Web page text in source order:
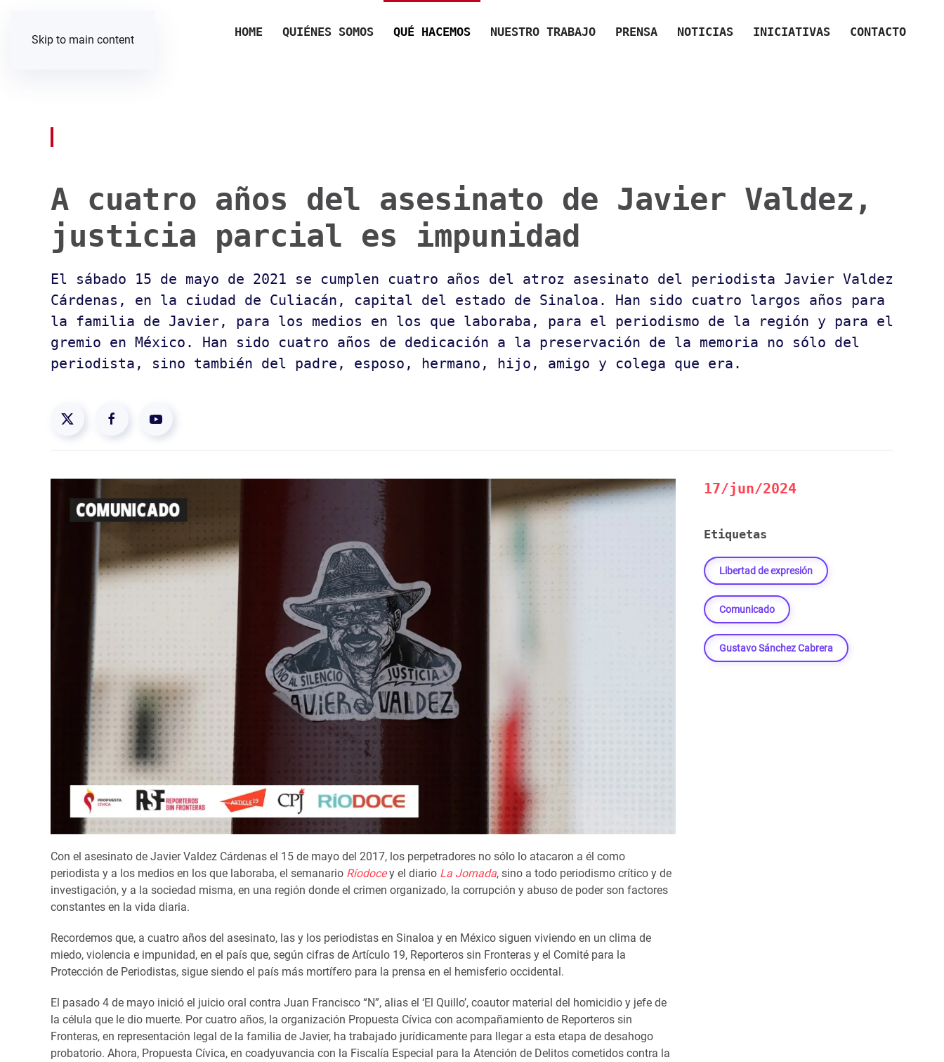
Skip to main content
HOME QUIÉNES SOMOS QUÉ HACEMOS NUESTRO TRABAJO PRENSA NOTICIAS INICIATIVAS CONTACTO
A cuatro años del asesinato de Javier Valdez,
justicia parcial es impunidad
El sábado 15 de mayo de 2021 se cumplen cuatro años del atroz asesinato del periodista Javier Valdez
Cárdenas, en la ciudad de Culiacán, capital del estado de Sinaloa. Han sido cuatro largos años para
la familia de Javier, para los medios en los que laboraba, para el periodismo de la región y para el
gremio en México. Han sido cuatro años de dedicación a la preservación de la memoria no sólo del
periodista, sino también del padre, esposo, hermano, hijo, amigo y colega que era.
Con el asesinato de Javier Valdez Cárdenas el 15 de mayo del 2017, los perpetradores no sólo lo atacaron a él como
periodista y a los medios en los que laboraba, el semanario Ríodoce y el diario La Jornada, sino a todo periodismo crítico y de
investigación, y a la sociedad misma, en una región donde el crimen organizado, la corrupción y abuso de poder son factores
constantes en la vida diaria.
Recordemos que, a cuatro años del asesinato, las y los periodistas en Sinaloa y en México siguen viviendo en un clima de
miedo, violencia e impunidad, en el país que, según cifras de Artículo 19, Reporteros sin Fronteras y el Comité para la
Protección de Periodistas, sigue siendo el país más mortífero para la prensa en el hemisferio occidental.
El pasado 4 de mayo inició el juicio oral contra Juan Francisco “N”, alias el ‘El Quillo’, coautor material del homicidio y jefe de
la célula que le dio muerte. Por cuatro años, la organización Propuesta Cívica con acompañamiento de Reporteros sin
Fronteras, en representación legal de la familia de Javier, ha trabajado jurídicamente para llegar a esta etapa de desahogo
probatorio. Ahora, Propuesta Cívica, en coadyuvancia con la Fiscalía Especial para la Atención de Delitos cometidos contra la
17/jun/2024
Etiquetas
Libertad de expresión
Comunicado
Gustavo Sánchez Cabrera